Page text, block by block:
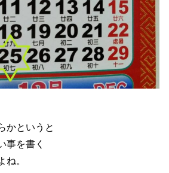
かというと
事を書く
ね。